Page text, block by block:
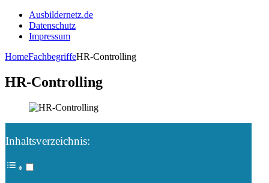
Ausbildernetz.de
Datenschutz
Impressum
HomeFachbegriffeHR-Controlling
HR-Controlling
Inhaltsverzeichnis: